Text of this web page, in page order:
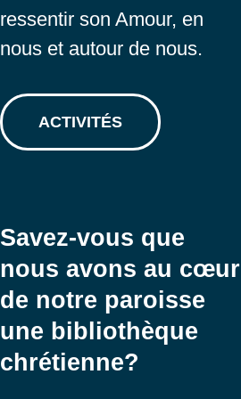
ressentir son Amour, en
nous et autour de nous.
ACTIVITÉS
Savez-vous que
nous avons au cœur
de notre paroisse
une bibliothèque
chrétienne?